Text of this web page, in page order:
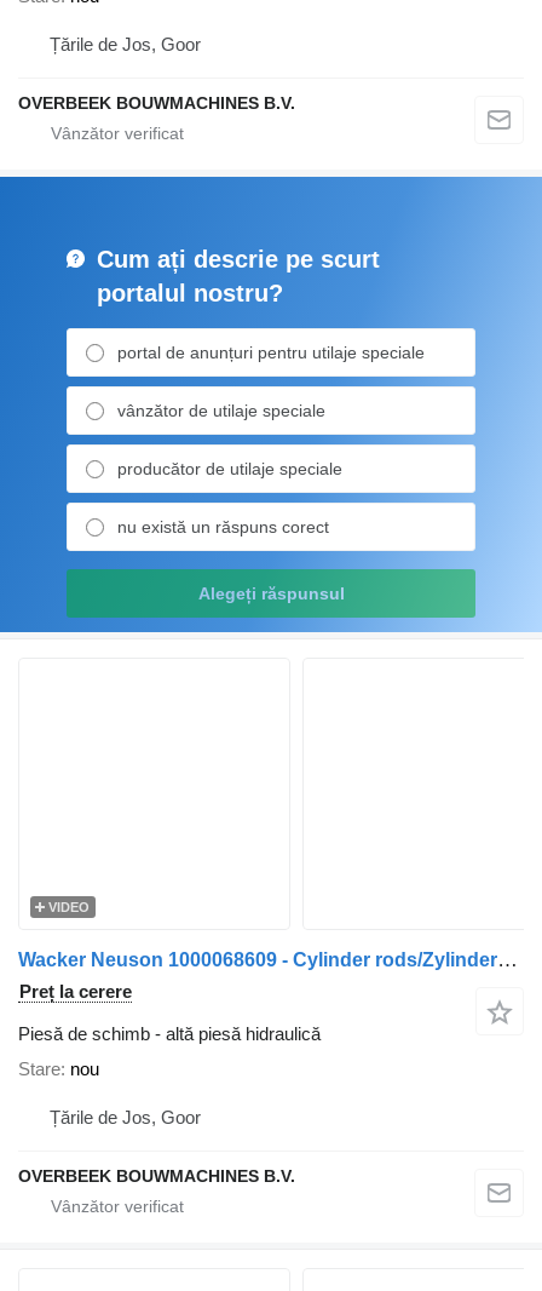
Țările de Jos, Goor
OVERBEEK BOUWMACHINES B.V.
Cum ați descrie pe scurt
portalul nostru?
portal de anunțuri pentru utilaje speciale
vânzător de utilaje speciale
producător de utilaje speciale
nu există un răspuns corect
Alegeți răspunsul
VIDEO
Wacker Neuson 1000068609 - Cylinder rods/Zylinderstangen
Preț la cerere
Piesă de schimb - altă piesă hidraulică
Stare nou
Țările de Jos, Goor
OVERBEEK BOUWMACHINES B.V.